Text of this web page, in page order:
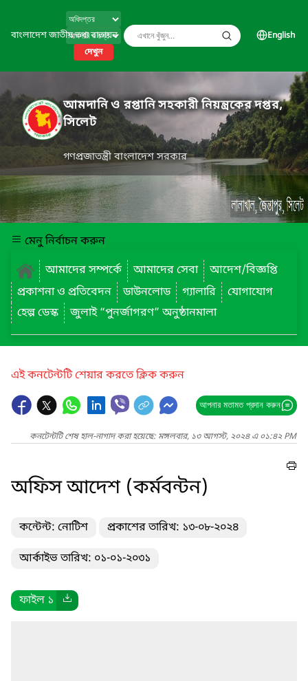
বাংলাদেশ জাতীয় তথ্য বাতায়ন
দেখুন
English
আমদানি ও রপ্তানি সহকারী নিয়ন্ত্রকের দপ্তর,
সিলেট
গণপ্রজাতন্ত্রী বাংলাদেশ সরকার
মেনু নির্বাচন করুন
আমাদের সম্পর্কে
আমাদের সেবা
আদেশ/বিজ্ঞপ্তি
প্রকাশনা ও প্রতিবেদন
ডাউনলোড গ্যালারি
যোগাযোগ
হেল্প ডেস্ক
জুলাই “পুনর্জাগরণ” অনুষ্ঠানমালা
এই কনটেন্টটি শেয়ার করতে ক্লিক করুন
আপনার মতামত প্রদান করুন
কনটেন্টটি শেষ হাল-নাগাদ করা হয়েছে: মঙ্গলবার, ১৩ আগস্ট, ২০২৪ এ ০১:৪২ PM
অফিস আদেশ (কর্মবন্টন)
কন্টেন্ট: নোটিশ প্রকাশের তারিখ: ১৩-০৮-২০২৪
আর্কাইভ তারিখ: ০১-০১-২০৩১
ফাইল ১